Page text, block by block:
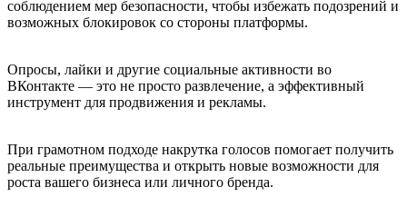
соблюдением мер безопасности, чтобы избежать подозрений и
возможных блокировок со стороны платформы.
Опросы, лайки и другие социальные активности во
ВКонтакте — это не просто развлечение, а эффективный
инструмент для продвижения и рекламы.
При грамотном подходе накрутка голосов помогает получить
реальные преимущества и открыть новые возможности для
роста вашего бизнеса или личного бренда.